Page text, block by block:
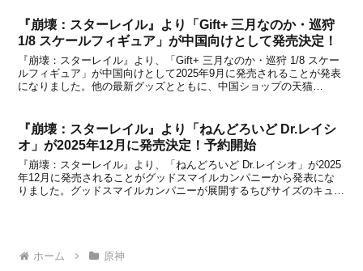
『崩壊：スターレイル』より「Gift+ 三月なのか・巡狩
1/8 スケールフィギュア」が中国向けとして発売決定！
『崩壊：スターレイル』より、「Gift+ 三月なのか・巡狩 1/8 スケー
ルフィギュア」が中国向けとして2025年9月に発売されることが発表
になりました。他の最新グッズとともに、中国ショップの天猫
『崩壊：スターレイル』より「ねんどろいど Dr.レイシ
オ」が2025年12月に発売決定！予約開始
『崩壊：スターレイル』より、「ねんどろいど Dr.レイシオ」が2025
年12月に発売されることがグッドスマイルカンパニーから発表にな
りました。グッドスマイルカンパニーが展開するちびサイズのキュー
ホーム 原神